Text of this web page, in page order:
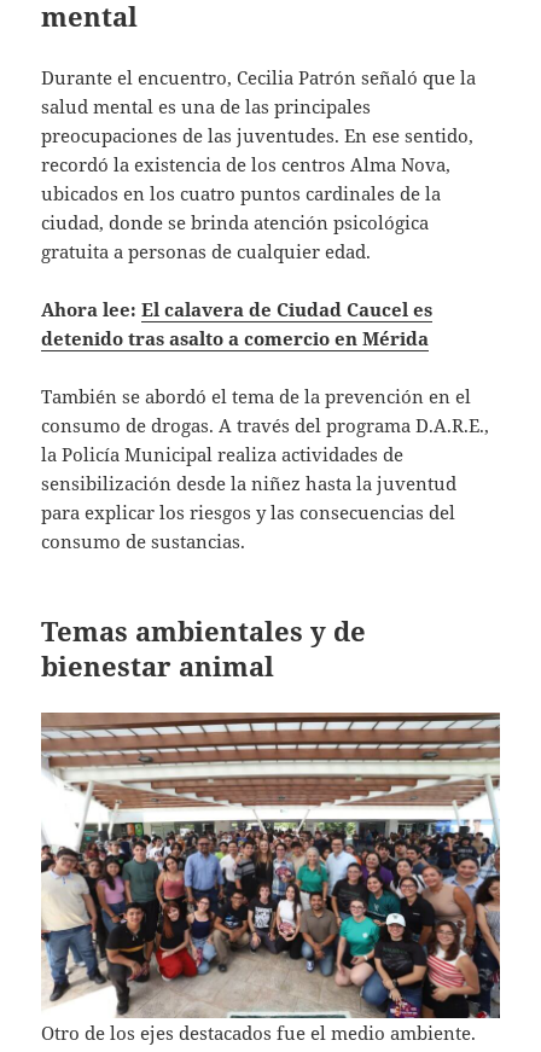
mental
Durante el encuentro, Cecilia Patrón señaló que la
salud mental es una de las principales
preocupaciones de las juventudes. En ese sentido,
recordó la existencia de los centros Alma Nova,
ubicados en los cuatro puntos cardinales de la
ciudad, donde se brinda atención psicológica
gratuita a personas de cualquier edad.
Ahora lee:El calavera de Ciudad Caucel es
detenido tras asalto a comercio en Mérida
También se abordó el tema de la prevención en el
consumo de drogas. A través del programa D.A.R.E.,
la Policía Municipal realiza actividades de
sensibilización desde la niñez hasta la juventud
para explicar los riesgos y las consecuencias del
consumo de sustancias.
Temas ambientales y de
bienestar animal
Otro de los ejes destacados fue el medio ambiente.